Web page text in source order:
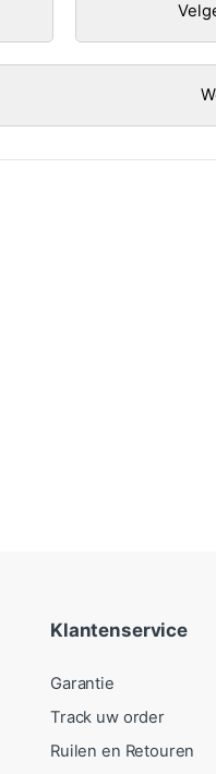
Klantenservice
Garantie
Track uw order
Ruilen en Retouren